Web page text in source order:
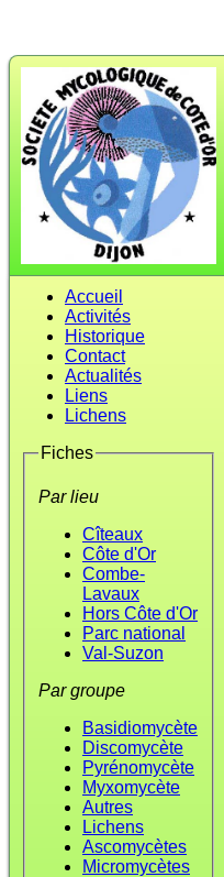
Accueil
Activités
Historique
Contact
Actualités
Liens
Lichens
Fiches
Par lieu
Cîteaux
Côte d'Or
Combe-
Lavaux
Hors Côte d'Or
Parc national
Val-Suzon
Par groupe
Basidiomycète
Discomycète
Pyrénomycète
Myxomycète
Autres
Lichens
Ascomycètes
Micromycètes